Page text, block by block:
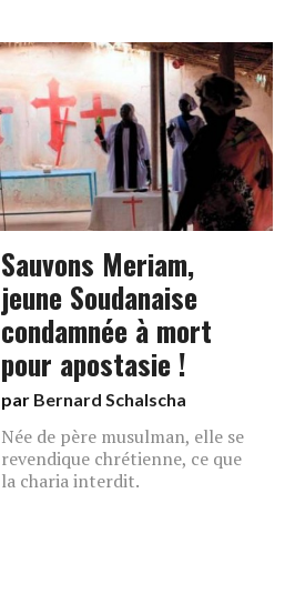
Sauvons Meriam,
jeune Soudanaise
condamnée à mort
pour apostasie !
par Bernard Schalscha
Née de père musulman, elle se
revendique chrétienne, ce que
la charia interdit.